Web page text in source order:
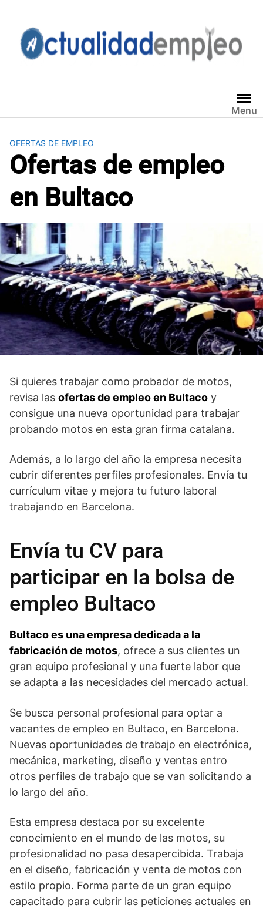
contenido
Menu
OFERTAS DE EMPLEO
Ofertas de empleo
en Bultaco
Si quieres trabajar como probador de motos,
revisa las ofertas de empleo en Bultaco y
consigue una nueva oportunidad para trabajar
probando motos en esta gran firma catalana.
Además, a lo largo del año la empresa necesita
cubrir diferentes perfiles profesionales. Envía tu
currículum vitae y mejora tu futuro laboral
trabajando en Barcelona.
Envía tu CV para
participar en la bolsa de
empleo Bultaco
Bultaco es una empresa dedicada a la
fabricación de motos, ofrece a sus clientes un
gran equipo profesional y una fuerte labor que
se adapta a las necesidades del mercado actual.
Se busca personal profesional para optar a
vacantes de empleo en Bultaco, en Barcelona.
Nuevas oportunidades de trabajo en electrónica,
mecánica, marketing, diseño y ventas entro
otros perfiles de trabajo que se van solicitando a
lo largo del año.
Esta empresa destaca por su excelente
conocimiento en el mundo de las motos, su
profesionalidad no pasa desapercibida. Trabaja
en el diseño, fabricación y venta de motos con
estilo propio. Forma parte de un gran equipo
capacitado para cubrir las peticiones actuales en